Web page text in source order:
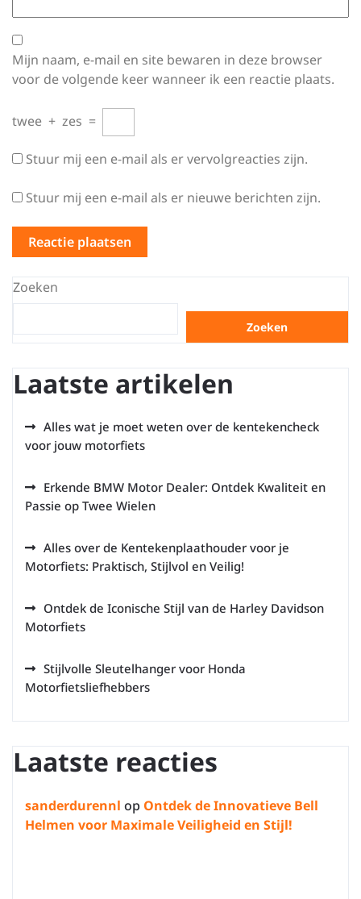
Mijn naam, e-mail en site bewaren in deze browser
voor de volgende keer wanneer ik een reactie plaats.
twee + zes =
Stuur mij een e-mail als er vervolgreacties zijn.
Stuur mij een e-mail als er nieuwe berichten zijn.
Zoeken
Zoeken
Laatste artikelen
Alles wat je moet weten over de kentekencheck
voor jouw motorfiets
Erkende BMW Motor Dealer: Ontdek Kwaliteit en
Passie op Twee Wielen
Alles over de Kentekenplaathouder voor je
Motorfiets: Praktisch, Stijlvol en Veilig!
Ontdek de Iconische Stijl van de Harley Davidson
Motorfiets
Stijlvolle Sleutelhanger voor Honda
Motorfietsliefhebbers
Laatste reacties
sanderdurennl op Ontdek de Innovatieve Bell
Helmen voor Maximale Veiligheid en Stijl!